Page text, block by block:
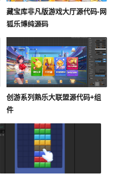
藏宝库非凡版游戏大厅源代码-网
狐乐博纯源码
创游系列熟乐大联盟源代码+组
件